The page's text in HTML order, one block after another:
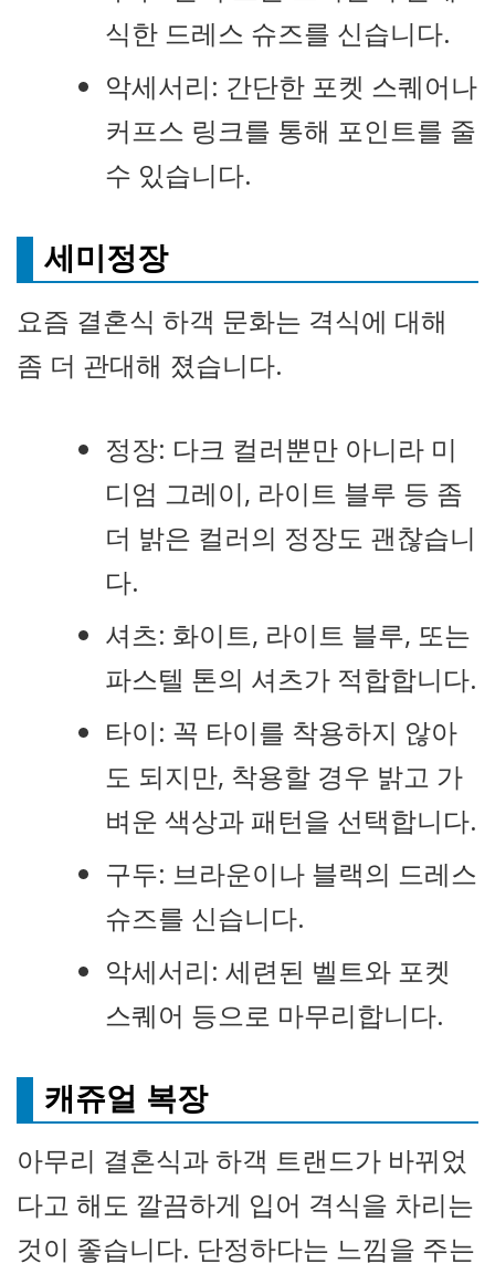
식한 드레스 슈즈를 신습니다.
악세서리: 간단한 포켓 스퀘어나
커프스 링크를 통해 포인트를 줄
수 있습니다.
세미정장
요즘 결혼식 하객 문화는 격식에 대해
좀 더 관대해 졌습니다.
정장: 다크 컬러뿐만 아니라 미
디엄 그레이, 라이트 블루 등 좀
더 밝은 컬러의 정장도 괜찮습니
다.
셔츠: 화이트, 라이트 블루, 또는
파스텔 톤의 셔츠가 적합합니다.
타이: 꼭 타이를 착용하지 않아
도 되지만, 착용할 경우 밝고 가
벼운 색상과 패턴을 선택합니다.
구두: 브라운이나 블랙의 드레스
슈즈를 신습니다.
악세서리: 세련된 벨트와 포켓
스퀘어 등으로 마무리합니다.
캐쥬얼 복장
아무리 결혼식과 하객 트랜드가 바뀌었
다고 해도 깔끔하게 입어 격식을 차리는
것이 좋습니다. 단정하다는 느낌을 주는